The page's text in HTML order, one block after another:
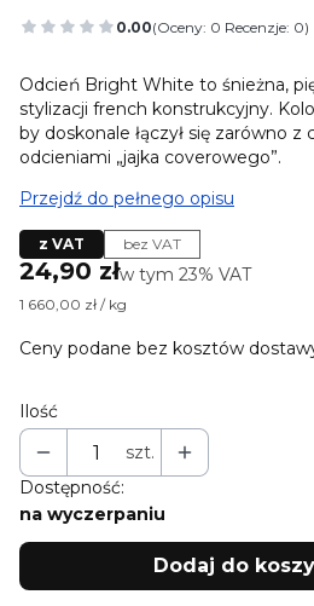
0.00(Oceny: 0 Recenzje: 0)
Przejdź do sekcji
Odcień Bright White to śnieżna,
stylizacji french konstrukcyjny.
by doskonale łączył się zarówno z
odcieniami „jajka coverowego”.
Przejdź do pełnego opisu
z VAT bez VAT
Cena
24,90 złw tym 23% VAT
w tym 23% VAT
1 660,00 zł / kg
Ceny podane bez kosztów
Ilość
szt.
Dostępność:
na wyczerpaniu
Dodaj do